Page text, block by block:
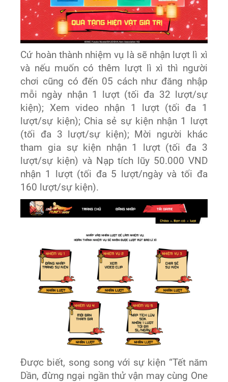
Cứ hoàn thành nhiệm vụ là sẽ nhận lượt lì xì
và nếu muốn có thêm lượt lì xì thì người
chơi cũng có đến 05 cách như đăng nhập
mỗi ngày nhận 1 lượt (tối đa 32 lượt/sự
kiện); Xem video nhận 1 lượt (tối đa 1
lượt/sự kiện); Chia sẻ sự kiện nhận 1 lượt
(tối đa 3 lượt/sự kiện); Mời người khác
tham gia sự kiện nhận 1 lượt (tối đa 3
lượt/sự kiện) và Nạp tích lũy 50.000 VND
nhận 1 lượt (tối đa 5 lượt/ngày và tối đa
160 lượt/sự kiện).
Được biết, song song với sự kiện “Tết năm
Dần, đừng ngại ngần thử vận may cùng One